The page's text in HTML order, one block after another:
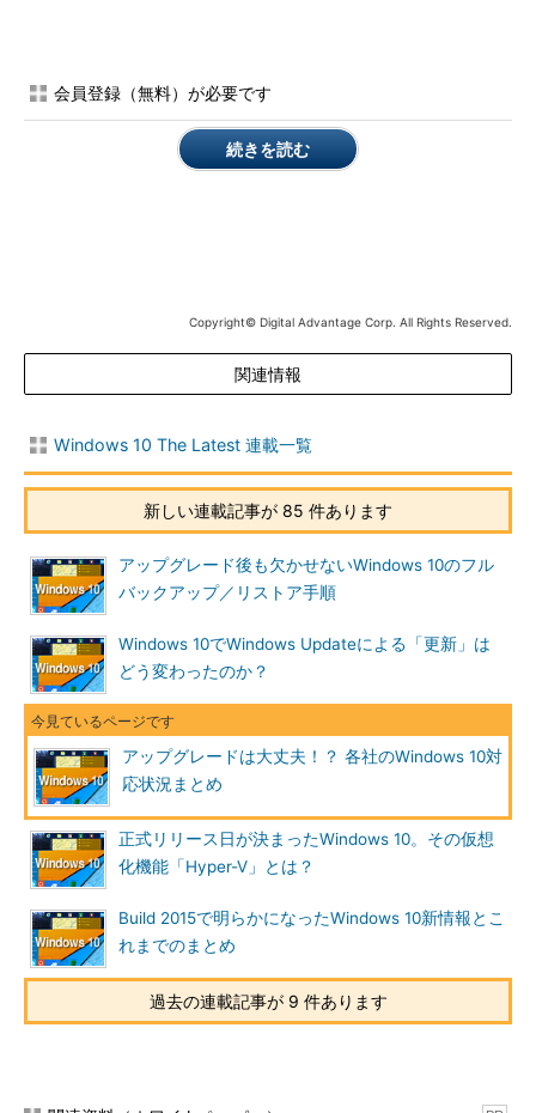
その一方で、Windows OSのアップグレードには、互換性の問
題やデバイスドライバなどの不足、仕様の変更などによって、今
て、アップグレードによるメリットやデメリットなどを簡単にま
「アップグレード」とは、現在利用中のWindows OSに対して
Windows 10にバージョンアップさせることである（インプレー
スアップグレードとも呼ばれる）。
新規インストールや追加インストールと違い、既存のWindows
OSは失われるものの、ユーザーデータやアプリケーション、デ
バイスドライバ、アプリケーションやシステム各部の設定などは
可能な限り引き継がれる。そのため、アップグレード後に障害が
発生しなければ、すぐにWindows 10を利用できる。
具体的なアップグレードの処理内容は次のようになっている。
項目 内容
OSのバージ
ョン
元がWindows 7かWindows 8.1かに関係なく、Windows 10に
OSのエディ
ション
元のエディションに応じて、Windows 10 HomeかWindows
10 Proになる
ライセンス認
認証された状態。新たに認証する必要はない
ファイル（ユ
の行った設定やアイコン、Webブラウザのお気に入り、IMEに
会員登録（無料）が必要です
続きを読む
Copyright© Digital Advantage Corp. All Rights Reserved.
関連情報
Windows 10 The Latest 連載一覧
新しい連載記事が 85 件あります
アップグレード後も欠かせないWindows 10のフル
バックアップ／リストア手順
Windows 10でWindows Updateによる「更新」は
どう変わったのか？
アップグレードは大丈夫！？ 各社のWindows 10対
応状況まとめ
正式リリース日が決まったWindows 10。その仮想
化機能「Hyper-V」とは？
Build 2015で明らかになったWindows 10新情報とこ
れまでのまとめ
過去の連載記事が 9 件あります